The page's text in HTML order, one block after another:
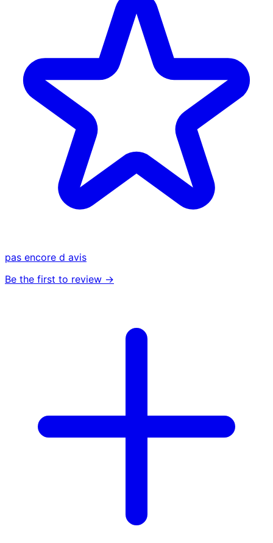
pas encore d avis
Be the first to review →